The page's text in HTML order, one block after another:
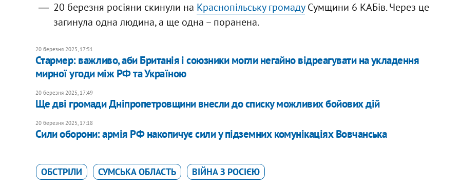
20 березня росіяни скинули на Краснопільську громадуСумщини 6 КАБів. Через це
загинула одна людина, а ще одна – поранена.
20 березня 2025, 17:51
Стармер: важливо, аби Британія і союзники могли негайно відреагувати на укладення
мирної угоди між РФ та Україною
20 березня 2025, 17:49
Ще дві громади Дніпропетровщини внесли до списку можливих бойових дій
20 березня 2025, 17:18
Сили оборони: армія РФ накопичує сили у підземних комунікаціях Вовчанська
ОБСТРІЛИ СУМСЬКА ОБЛАСТЬ ВІЙНА З РОСІЄЮ